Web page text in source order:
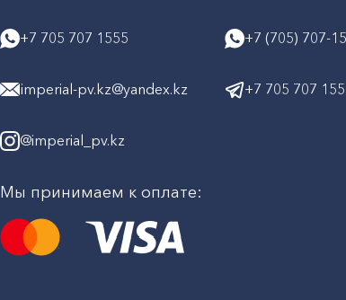
+7 705 707 1555 +7 (705) 707-
imperial-pv.kz@yandex.kz +7 705 707
@imperial_pv.kz
Мы принимаем к оплате: